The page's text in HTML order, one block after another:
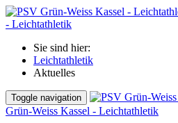
- Leichtathletik
Sie sind hier:
Leichtathletik
Aktuelles
Toggle navigation
Grün-Weiss Kassel - Leichtathletik